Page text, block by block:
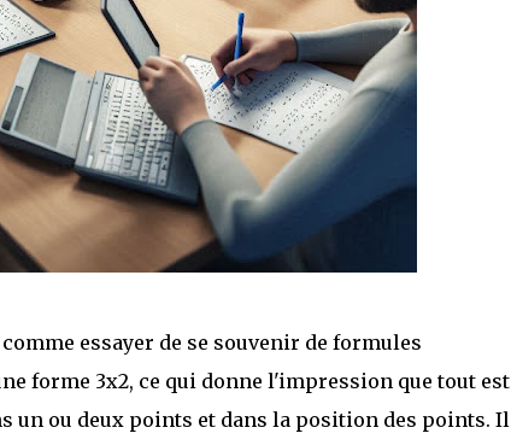
essayer de se souvenir de formules
forme 3x2, ce qui donne l'impression que tout est
un ou deux points et dans la position des points. Il